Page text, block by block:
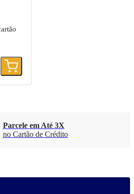
Parcele em Até 3X
no Cartão de Crédito